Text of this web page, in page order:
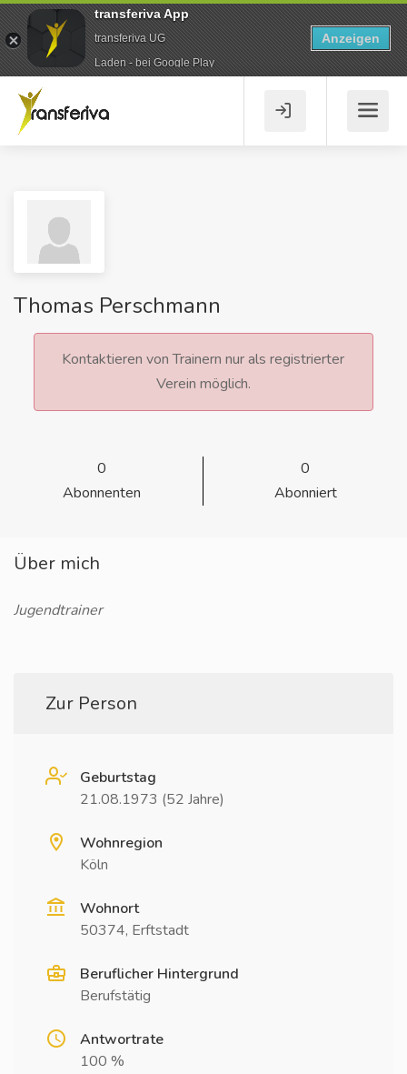
Thomas Perschmann
Kontaktieren von Trainern nur als registrierter
Verein möglich.
0
Abonnenten
0
Abonniert
Über mich
Jugendtrainer
Zur Person
Geburtstag
21.08.1973 (52 Jahre)
Wohnregion
Köln
Wohnort
50374, Erftstadt
Beruflicher Hintergrund
Berufstätig
Antwortrate
100 %
transferiva App
transferiva UG
Laden - bei Google Play
Anzeigen